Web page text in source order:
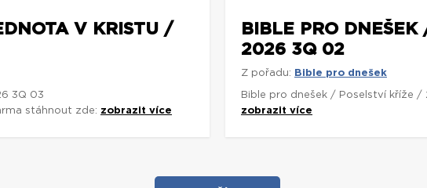
V KRISTU /
3Q 03
stáhnout zde: zobrazit více
BIBLE PRO
2026 3Q 02
Z pořadu: Bible pro dnešek
Bible pro dnešek / Poselství kříže /
zobrazit více